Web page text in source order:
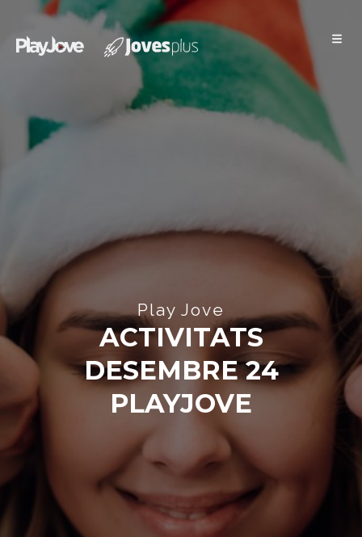
Xàbia Jove
Play Jove
ACTIVITATS
DESEMBRE 24
PLAYJOVE